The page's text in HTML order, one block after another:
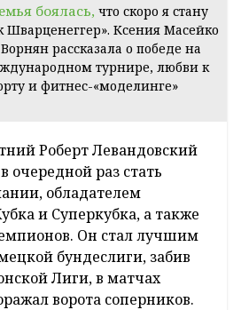
боялась, что скоро я стану
Шварценеггер». Ксения Масейко
рассказала о победе на
турнире, любви к
и фитнес-«моделинге»
Роберт Левандовский
очередной раз стать
обладателем
и Суперкубка, а также
Он стал лучшим
бундеслиги, забив
Лиги, в матчах
ворота соперников.